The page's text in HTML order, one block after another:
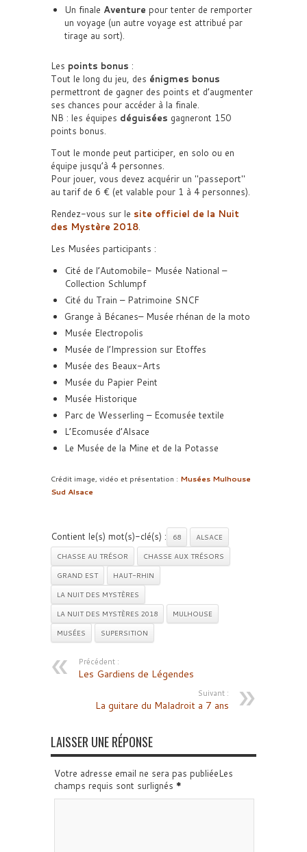
Un finale Aventure pour tenter de remporter
un voyage (un autre voyage est attribué par
tirage au sort).
Les points bonus :
Tout le long du jeu, des énigmes bonus
permettront de gagner des points et d’augmenter
ses chances pour accéder à la finale.
NB : les équipes déguisées gagneront 150
points bonus.
Tout le monde peut participer, en solo ou en
équipe jusqu’à 4 personnes.
Pour jouer, vous devez acquérir un
passeport
au tarif de 6 € (et valable pour 1 à 4 personnes).
Rendez-vous sur le site officiel de la Nuit
des Mystère 2018.
Les Musées participants :
Cité de l’Automobile- Musée National –
Collection Schlumpf
Cité du Train – Patrimoine SNCF
Grange à Bécanes– Musée rhénan de la moto
Musée Electropolis
Musée de l’Impression sur Etoffes
Musée des Beaux-Arts
Musée du Papier Peint
Musée Historique
Parc de Wesserling – Ecomusée textile
L’Ecomusée d’Alsace
Le Musée de la Mine et de la Potasse
Crédit image, vidéo et présentation : Musées Mulhouse
Sud Alsace
Contient le(s) mot(s)-clé(s) : 68
ALSACE
CHASSE AU TRÉSOR
CHASSE AUX TRÉSORS
GRAND EST
HAUT-RHIN
LA NUIT DES MYSTÈRES
LA NUIT DES MYSTÈRES 2018
MULHOUSE
MUSÉES
SUPERSITION
Précédent :
Les Gardiens de Légendes
Suivant :
La guitare du Maladroit a 7 ans
LAISSER UNE RÉPONSE
Votre adresse email ne sera pas publiéeLes
champs requis sont surlignés *